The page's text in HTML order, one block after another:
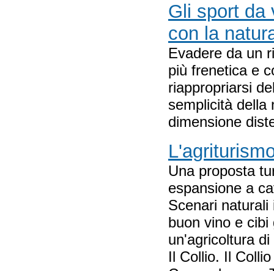
Gli sport da
con la
Evadere da un
più frenetica e
riappropriarsi
semplicità della
dimensione
Una proposta
espansione a
Scenari
buon vino e
un'agricoltura di
Il Collio. Il